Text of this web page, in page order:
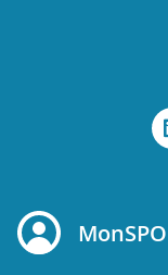
MonSPO